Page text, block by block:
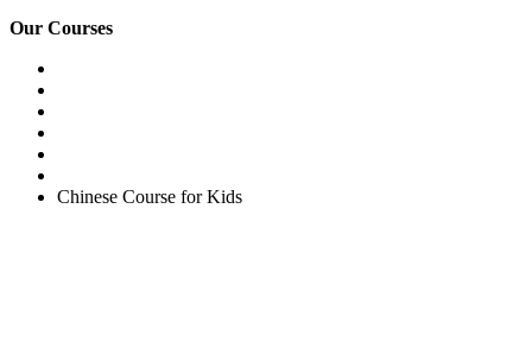
Our Courses
Chinese Course for Kids